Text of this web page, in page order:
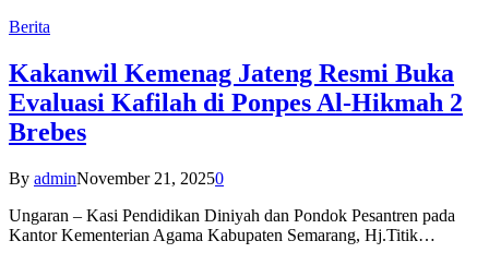
Berita
Kakanwil Kemenag Jateng Resmi Buka
Evaluasi Kafilah di Ponpes Al-Hikmah 2
Brebes
By adminNovember 21, 20250
Ungaran – Kasi Pendidikan Diniyah dan Pondok Pesantren pada
Kantor Kementerian Agama Kabupaten Semarang, Hj.Titik…